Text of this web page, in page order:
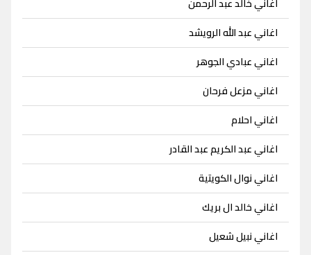
اغاني عبد الله الرويشد
اغاني عبادي الجوهر
اغاني مزعل فرحان
اغاني احلام
اغاني عبد الكريم عبد القادر
اغاني نوال الكويتية
اغاني خالد ال بريك
اغاني نبيل شعيل